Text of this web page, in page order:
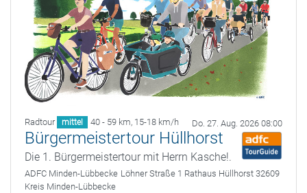
Radtour mittel 40 - 59 km, 15-18 km/h Do. 27. Aug. 2026 08:00
Bürgermeistertour Hüllhorst
Die 1. Bürgermeistertour mit Herrn Kasche!.
ADFC Minden-Lübbecke Löhner Straße 1 Rathaus Hüllhorst 32609
Kreis Minden-Lübbecke